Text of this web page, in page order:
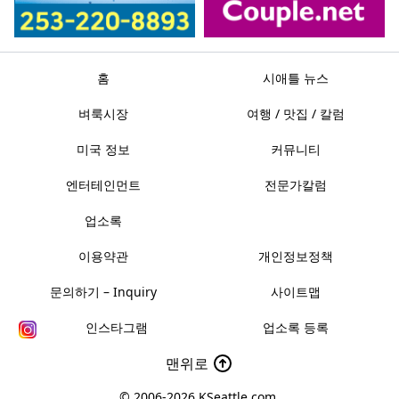
홈 시애틀 뉴스
벼룩시장 여행 / 맛집 / 칼럼
미국 정보 커뮤니티
엔터테인먼트 전문가칼럼
업소록
이용약관 개인정보정책
문의하기 – Inquiry 사이트맵
인스타그램 업소록 등록
맨위로